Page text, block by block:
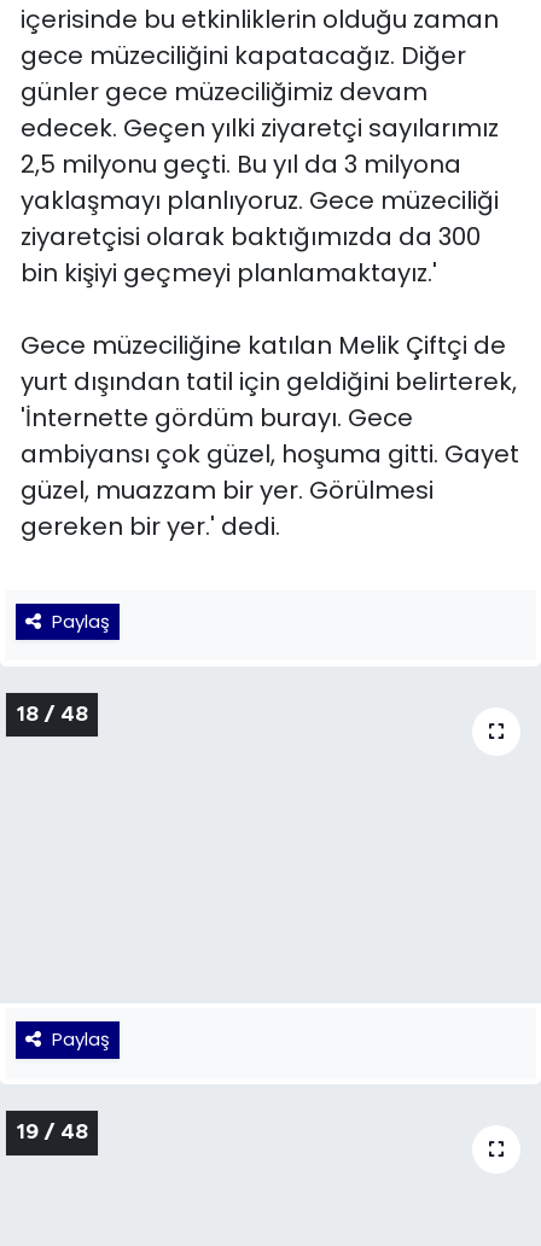
içerisinde bu etkinliklerin olduğu zaman
gece müzeciliğini kapatacağız. Diğer
günler gece müzeciliğimiz devam
edecek. Geçen yılki ziyaretçi sayılarımız
2,5 milyonu geçti. Bu yıl da 3 milyona
yaklaşmayı planlıyoruz. Gece müzeciliği
ziyaretçisi olarak baktığımızda da 300
bin kişiyi geçmeyi planlamaktayız.'
Gece müzeciliğine katılan Melik Çiftçi de
yurt dışından tatil için geldiğini belirterek,
'İnternette gördüm burayı. Gece
ambiyansı çok güzel, hoşuma gitti. Gayet
güzel, muazzam bir yer. Görülmesi
gereken bir yer.' dedi.
Paylaş
18 / 48